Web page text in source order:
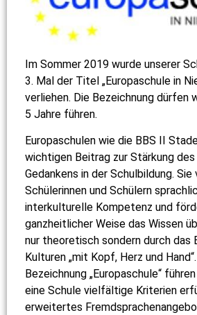
Im Sommer 2019 wurde unserer
3. Mal der Titel „Europaschule in
verliehen. Die Bezeichnung dürfen
5 Jahre führen.
Europaschulen wie die BBS II
wichtigen Beitrag zur Stärkung
Gedankens in der Schulbildung.
Schülerinnen und Schülern
interkulturelle Kompetenz und
ganzheitlicher Weise das Wissen
nur theoretisch sondern durch das
Kulturen „mit Kopf, Herz und
Bezeichnung „Europaschule“
eine Schule vielfältige Kriterien
erweitertes